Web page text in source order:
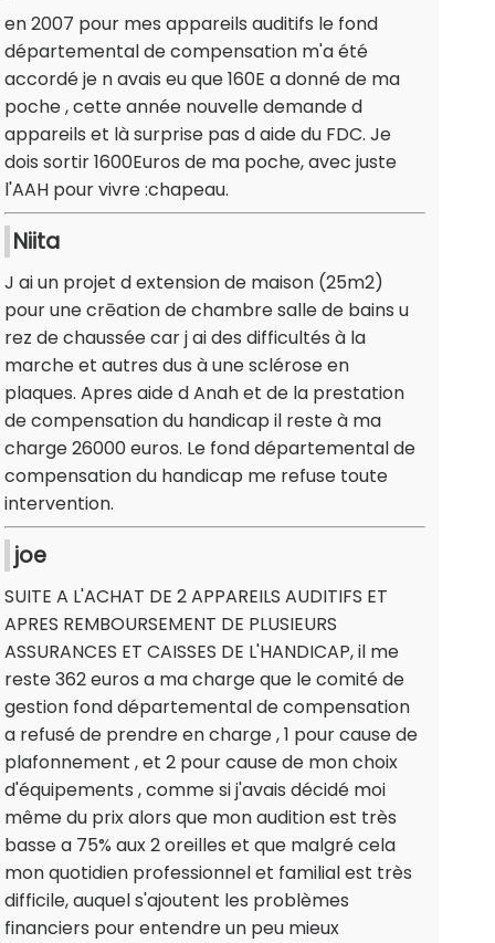
en 2007 pour mes appareils auditifs le fond
départemental de compensation m'a été
accordé je n avais eu que 160E a donné de ma
poche , cette année nouvelle demande d
appareils et là surprise pas d aide du FDC. Je
dois sortir 1600Euros de ma poche, avec juste
l'AAH pour vivre :chapeau.
Niita
J ai un projet d extension de maison (25m2)
pour une crēation de chambre salle de bains u
rez de chaussée car j ai des difficultés à la
marche et autres dus à une sclérose en
plaques. Apres aide d Anah et de la prestation
de compensation du handicap il reste à ma
charge 26000 euros. Le fond départemental de
compensation du handicap me refuse toute
intervention.
joe
SUITE A L'ACHAT DE 2 APPAREILS AUDITIFS ET
APRES REMBOURSEMENT DE PLUSIEURS
ASSURANCES ET CAISSES DE L'HANDICAP, il me
reste 362 euros a ma charge que le comité de
gestion fond départemental de compensation
a refusé de prendre en charge , 1 pour cause de
plafonnement , et 2 pour cause de mon choix
d'équipements , comme si j'avais décidé moi
même du prix alors que mon audition est très
basse a 75% aux 2 oreilles et que malgré cela
mon quotidien professionnel et familial est très
difficile, auquel s'ajoutent les problèmes
financiers pour entendre un peu mieux